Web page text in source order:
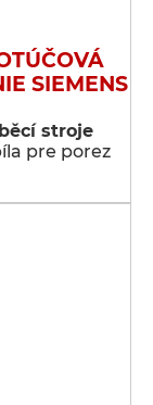
SIEMENS
stroje
pre porez